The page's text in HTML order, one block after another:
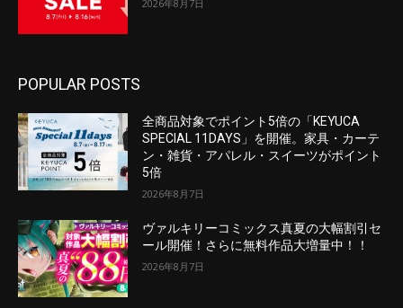
2026年8月7日
POPULAR POSTS
全商品対象でポイント5倍の「KEYUCA
SPECIAL 11DAYS」を開催。家具・カーテ
ン・雑貨・アパレル・スイーツがポイント
5倍
2026年8月7日
ヴァルキリーコミックス真夏の大幅割引セ
ール開催！さらに無料作品大増量中！！
2026年8月7日